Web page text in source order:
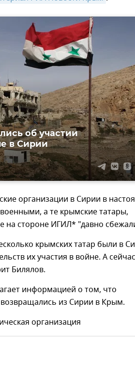
об участии
в Сирии
организации в Сирии в
а те крымские татары,
на стороне ИГИЛ* "давно
крымских татар были в
их участия в войне. А сейчас
Билялов.
информацией о том, что
из Сирии в Крым.
организация